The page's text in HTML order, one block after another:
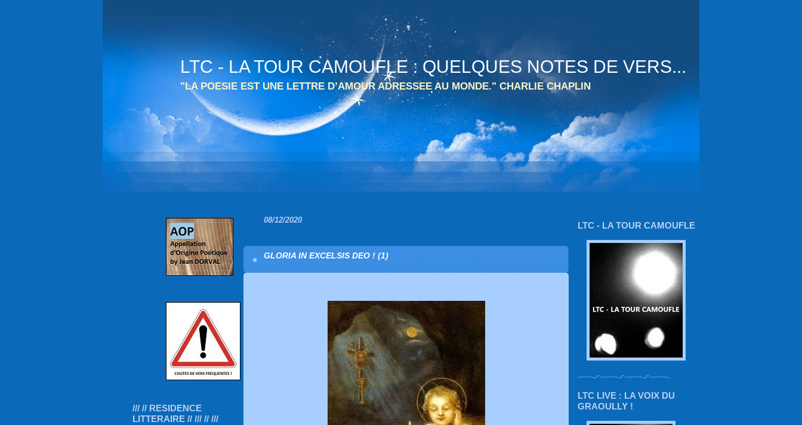
LTC - LA TOUR CAMOUFLE : QUELQUES NOTES DE VERS...
"LA POESIE EST UNE LETTRE D’AMOUR ADRESSEE AU MONDE." CHARLIE CHAPLIN
/// // RESIDENCE
LITTERAIRE // /// // ///
LTC - LA TOUR CAMOUFLE
LTC LIVE : LA VOIX DU
GRAOULLY !
08/12/2020
GLORIA IN EXCELSIS DEO ! (1)